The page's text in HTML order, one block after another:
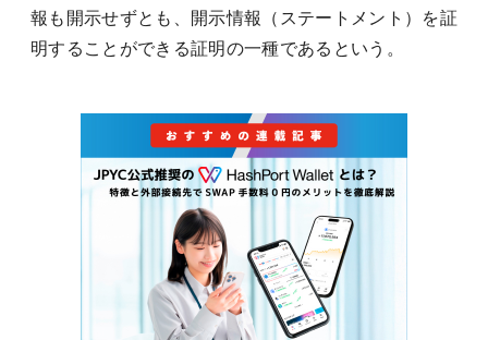
報も開示せずとも、開示情報（ステートメント）を証
明することができる証明の一種であるという。